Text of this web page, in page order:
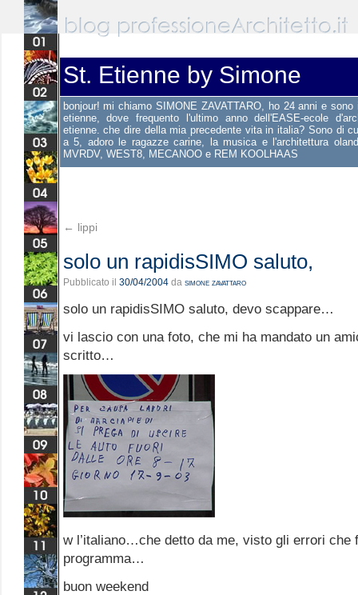
St. Etienne by Simone
← lippi
solo un rapidisSIMO saluto,
Pubblicato il 30/04/2004 da simone zavattaro
solo un rapidisSIMO saluto, devo scappare…
vi lascio con una foto, che mi ha mandato un
scritto…
w l’italiano…che detto da me, visto gli errori
programma…
buon weekend
bonjour! mi chiamo SIMONE ZAVATTARO, ho 24 anni e
etienne, dove frequento l'ultimo anno dell'EASE-ecole
etienne. che dire della mia precedente vita in italia? Sono di
a 5, adoro le ragazze carine, la musica e l'architettura
MVRDV, WEST8, MECANOO e REM KOOLHAAS